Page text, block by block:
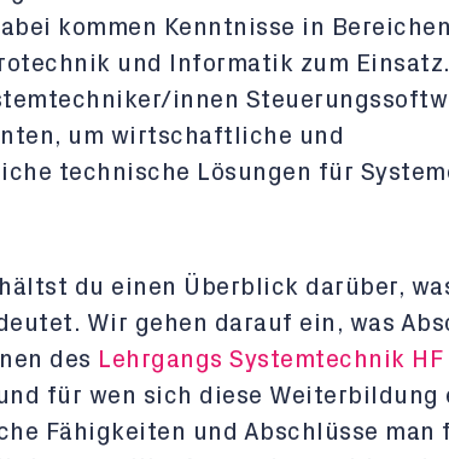
kommen Kenntnisse in
und Informatik zum
innen
um wirtschaftliche und
technische Lösungen für
du einen Überblick darüber,
Wir gehen darauf ein, was
des Lehrgangs Systemtechnik HF
für wen sich diese Weiterbildung
Fähigkeiten und Abschlüsse man